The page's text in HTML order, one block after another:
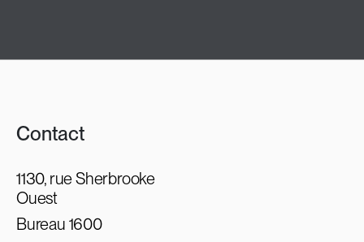
Contact
1130, rue Sherbrooke
Ouest
Bureau 1600